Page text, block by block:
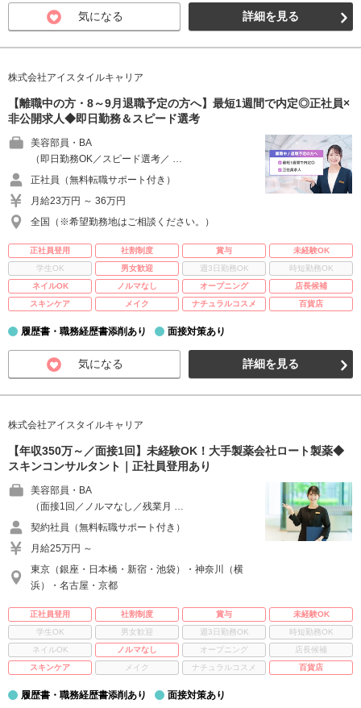
気になる 詳細を見る
株式会社アイスタイルキャリア
【離職中の方・8～9月退職予定の方へ】最短1週間で内定◎正社員×
非公開求人◆即日勤務＆スピード選考
美容部員・BA
（即日勤務OK／スピード選考／ …
正社員（無料転職サポート付き）
月給23万円 ～ 36万円
全国（※希望勤務地はご相談ください。）
正社員登用 社割制度 賞与
未経験OK
学生OK
男女歓迎 週3日勤務OK
時短勤務OK
ネイルOK
ノルマなし オープニング
店長候補
スキンケア
メイク ナチュラルコスメ 百貨店
履歴書・職務経歴書添削あり 面接対策あり
気になる 詳細を見る
株式会社アイスタイルキャリア
【年収350万～／面接1回】未経験OK！大手製薬会社ロート製薬◆
スキンコンサルタント｜正社員登用あり
美容部員・BA
（面接1回／ノルマなし／残業月 …
契約社員（無料転職サポート付き）
月給25万円 ～
東京（銀座・日本橋・新宿・池袋）・神奈川（横
浜）・名古屋・京都
正社員登用 社割制度 賞与
未経験OK
学生OK
男女歓迎 週3日勤務OK
時短勤務OK
ネイルOK
ノルマなし オープニング
店長候補
スキンケア
メイク ナチュラルコスメ 百貨店
履歴書・職務経歴書添削あり 面接対策あり